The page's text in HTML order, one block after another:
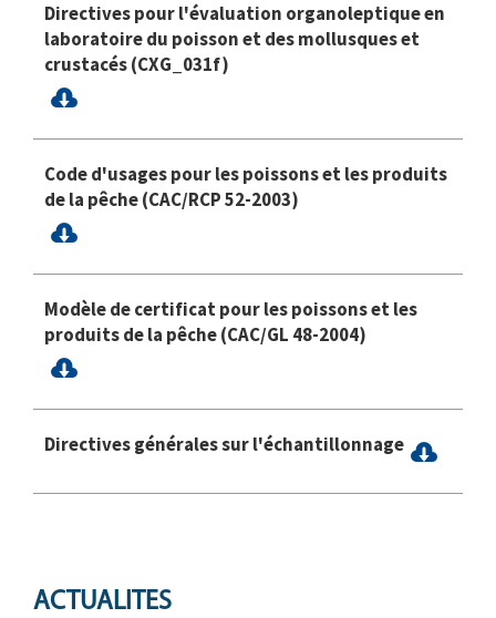
Directives pour l'évaluation organoleptique en
laboratoire du poisson et des mollusques et
crustacés (CXG_031f)
Code d'usages pour les poissons et les produits
de la pêche (CAC/RCP 52-2003)
Modèle de certificat pour les poissons et les
produits de la pêche (CAC/GL 48-2004)
Directives générales sur l'échantillonnage
ACTUALITES